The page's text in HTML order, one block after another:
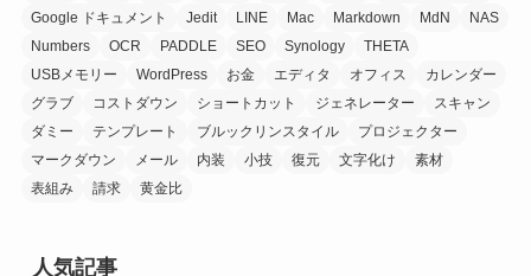
Google ドキュメント
Jedit LINE Mac Markdown MdN
NAS
Numbers
OCR PADDLE SEO Synology
THETA
USBメモリー
WordPress お金 エディタ オフィス
カレンダー
グラブ
コストダウン ショートカット ジェネレーター
スキャン
ダミー
テンプレート ブルックリンスタイル
プロジェクター
マークダウン
メール 内装 小技 復元 文字化け
素材
表組み
請求 黄金比
人気記事